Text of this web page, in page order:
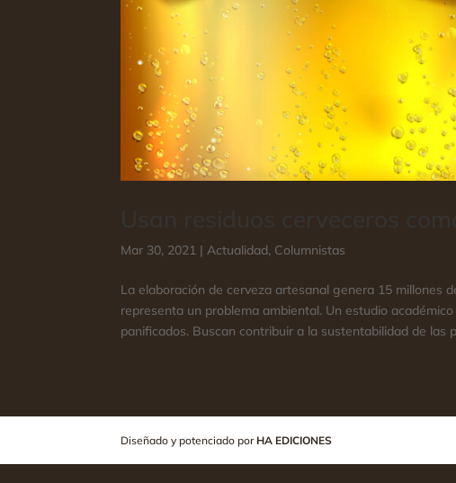
Mar 30, 2021 |Actualidad, Columnistas
La elaboración de cerveza artesanal genera 15 millones
representa un problema ambiental. Un estudio
panificados. Buscan contribuir a la sustentabilidad de las
Diseñado y potenciado por HA EDICIONES